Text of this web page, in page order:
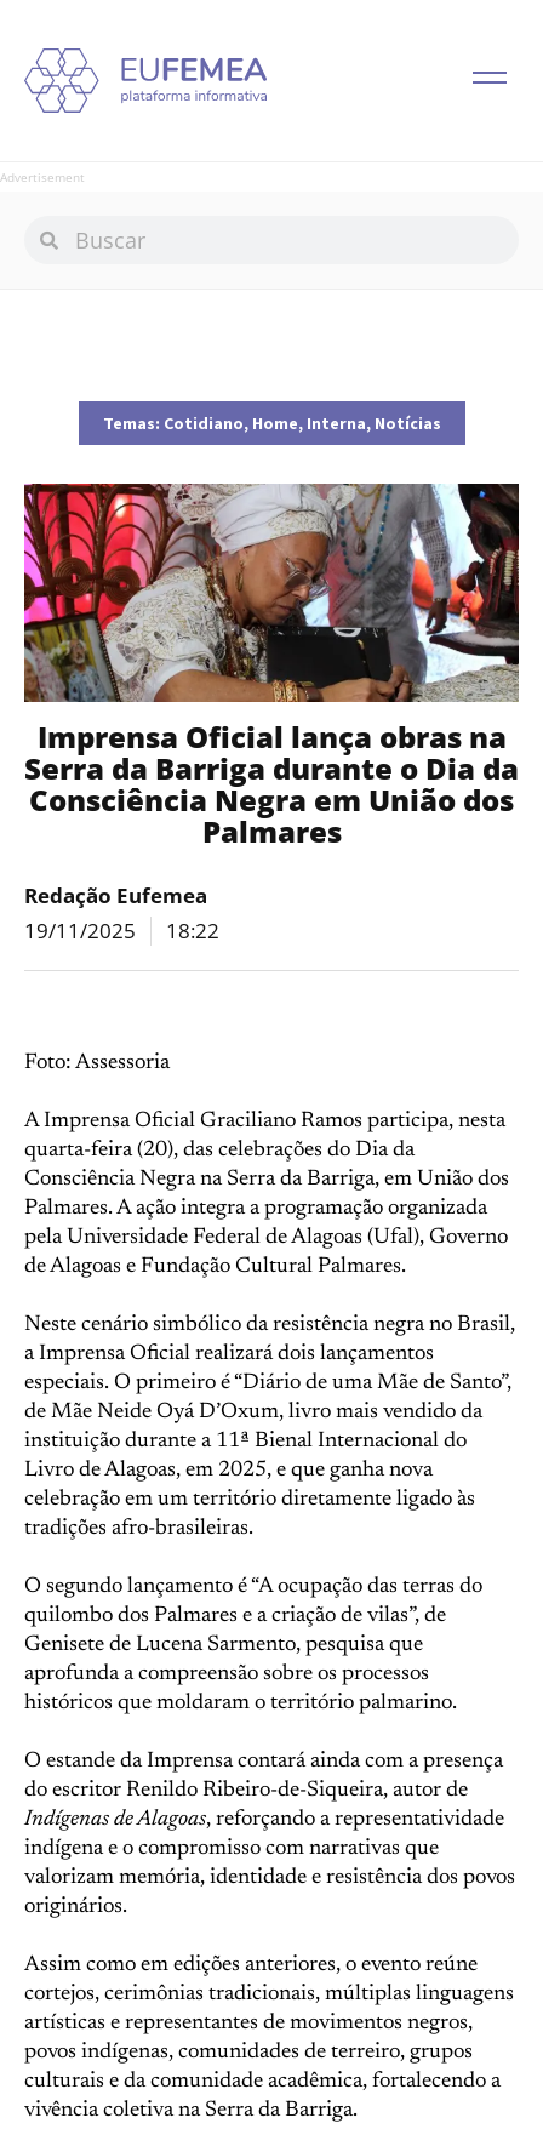
Advertisement
Temas: Cotidiano, Home, Interna, Notícias
Imprensa Oficial lança obras na
Serra da Barriga durante o Dia da
Consciência Negra em União dos
Palmares
Redação Eufemea
19/11/2025
18:22
Foto: Assessoria
A Imprensa Oficial Graciliano Ramos participa, nesta
quarta-feira (20), das celebrações do Dia da
Consciência Negra na Serra da Barriga, em União dos
Palmares. A ação integra a programação organizada
pela Universidade Federal de Alagoas (Ufal), Governo
de Alagoas e Fundação Cultural Palmares.
Neste cenário simbólico da resistência negra no Brasil,
a Imprensa Oficial realizará dois lançamentos
especiais. O primeiro é “Diário de uma Mãe de Santo”,
de Mãe Neide Oyá D’Oxum, livro mais vendido da
instituição durante a 11ª Bienal Internacional do
Livro de Alagoas, em 2025, e que ganha nova
celebração em um território diretamente ligado às
tradições afro-brasileiras.
O segundo lançamento é “A ocupação das terras do
quilombo dos Palmares e a criação de vilas”, de
Genisete de Lucena Sarmento, pesquisa que
aprofunda a compreensão sobre os processos
históricos que moldaram o território palmarino.
O estande da Imprensa contará ainda com a presença
do escritor Renildo Ribeiro-de-Siqueira, autor de
Indígenas de Alagoas, reforçando a representatividade
indígena e o compromisso com narrativas que
valorizam memória, identidade e resistência dos povos
originários.
Assim como em edições anteriores, o evento reúne
cortejos, cerimônias tradicionais, múltiplas linguagens
artísticas e representantes de movimentos negros,
povos indígenas, comunidades de terreiro, grupos
culturais e da comunidade acadêmica, fortalecendo a
vivência coletiva na Serra da Barriga.